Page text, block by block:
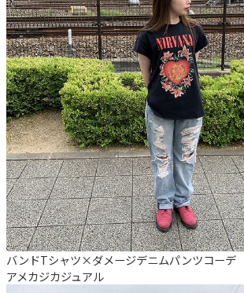
バンドTシャツ×ダメージデニムパンツコーデ
アメカジカジュアル